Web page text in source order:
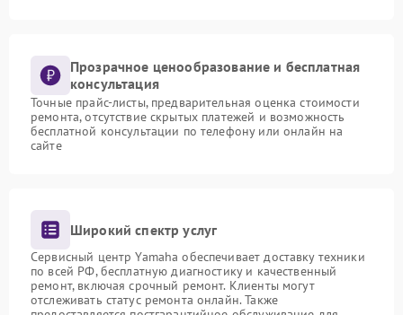
Прозрачное ценообразование и бесплатная
консультация
Точные прайс-листы, предварительная оценка стоимости
ремонта, отсутствие скрытых платежей и возможность
бесплатной консультации по телефону или онлайн на
сайте
Широкий спектр услуг
Сервисный центр Yamaha обеспечивает доставку техники
по всей РФ, бесплатную диагностику и качественный
ремонт, включая срочный ремонт. Клиенты могут
отслеживать статус ремонта онлайн. Также